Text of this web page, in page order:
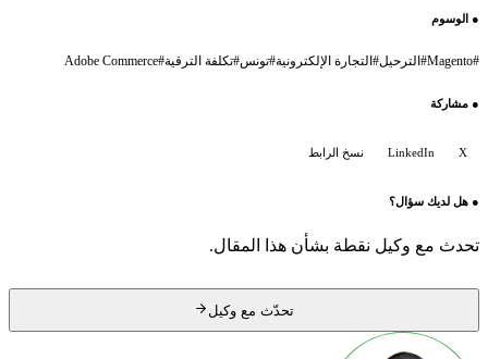
●الوسوم
Magento
#الترحيل#التجارة الإلكترونية#تونس#تكلفة الترقية#
Adobe Commerce
●مشاركة
LinkedIn نسخ الرابط
●هل لديك سؤال؟
تحدث مع وكيل نقطة بشأن هذا المقال.
تحدّث مع وكيل